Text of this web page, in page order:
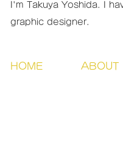
I'm Takuya Yoshida. I
graphic designer.
HOME ABOUT